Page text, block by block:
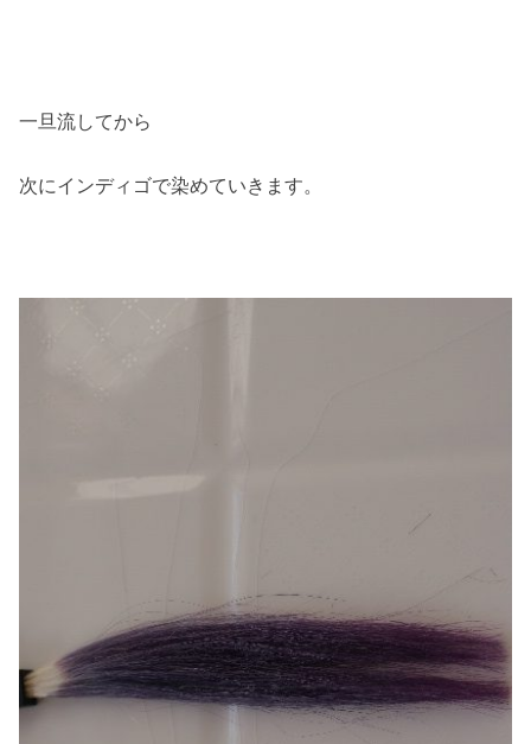
一旦流してから
次にインディゴで染めていきます。